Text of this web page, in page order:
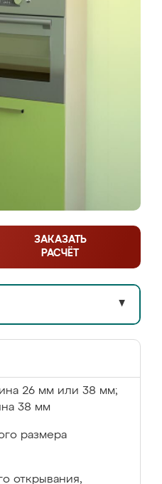
ЗАКАЗАТЬ
РАСЧЁТ
▼
26 мм или 38 мм;
38 мм
размера
открывания,